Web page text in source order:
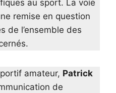
au sport. La voie
remise en question
de l’ensemble des
amateur, Patrick
de